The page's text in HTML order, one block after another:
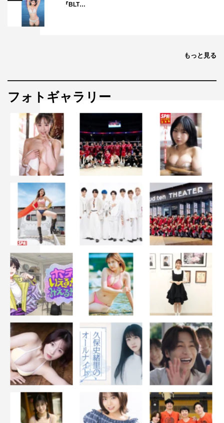
『BLT…
もっと見る
フォトギャラリー